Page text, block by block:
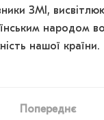
ЗМІ,
народом
нашої країни.
Попереднє